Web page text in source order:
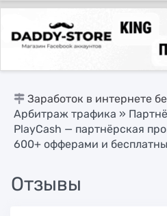
Заработок в интернете
Арбитраж трафика »
PlayCash — партнёрская
600+ офферами и
Отзывы